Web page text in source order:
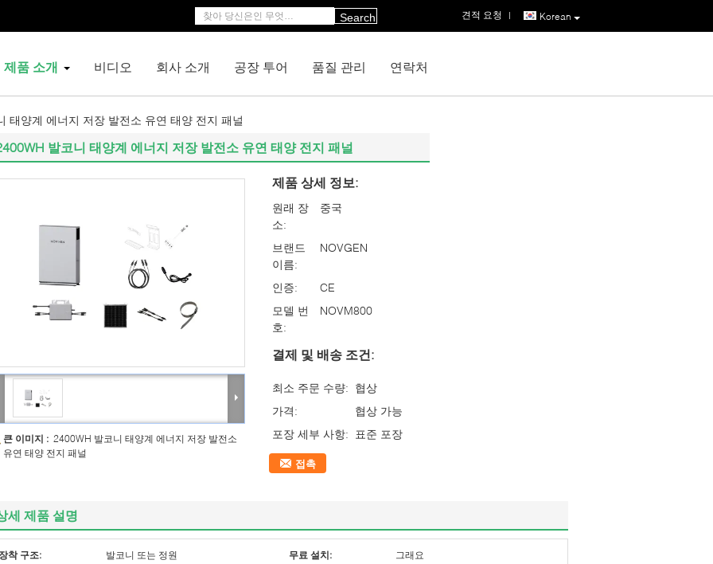
Korean
견적 요청 |
Search
제품 소개 비디오 회사 소개 공장 투어 품질 관리 연락처
태양계 에너지 저장 발전소 유연 태양 전지 패널
발코니 태양계 에너지 저장 발전소 유연 태양 전지 패널
큰 이미지 : 2400WH 발코니 태양계 에너지 저장 발전소
유연 태양 전지 패널
제품 상세 정보:
원래 장
소:
중국
브랜드
이름:
NOVGEN
인증:
CE
모델 번
호:
NOVM800
결제 및 배송 조건:
최소 주문 수량: 협상
가격:
협상 가능
포장 세부 사항:
표준 포장
접촉
세 제품 설명
착 구조: 발코니 또는 정원 무료 설치: 그래요